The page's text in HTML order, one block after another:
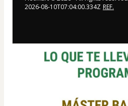
2026-08-10T07:04:00.334Z REF.